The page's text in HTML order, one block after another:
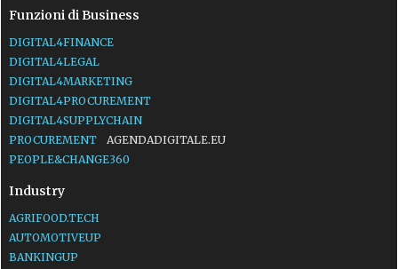
Funzioni di Business
DIGITAL4FINANCE
DIGITAL4LEGAL
DIGITAL4MARKETING
DIGITAL4PROCUREMENT
DIGITAL4SUPPLYCHAIN
PROCUREMENT
AGENDADIGITALE.EU
PEOPLE&CHANGE360
Industry
AGRIFOOD.TECH
AUTOMOTIVEUP
BANKINGUP